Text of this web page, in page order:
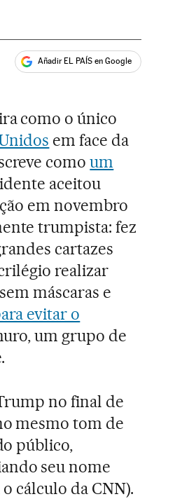
Añadir EL PAÍS en Google
como o único
em face da
comoum
aceitou
em novembro
trumpista: fez
cartazes
realizar
máscaras e
evitar o
um grupo de
no final de
mesmo tom de
público,
seu nome
cálculo da CNN).